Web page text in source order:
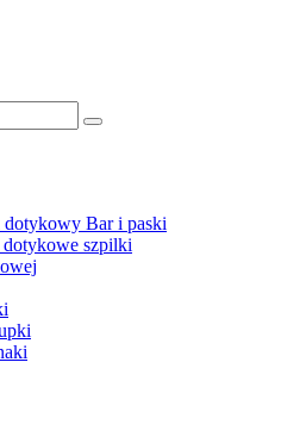
Bar i paski
szpilki